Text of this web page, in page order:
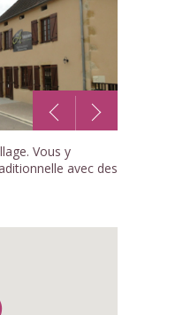
1
Vous y
avec des